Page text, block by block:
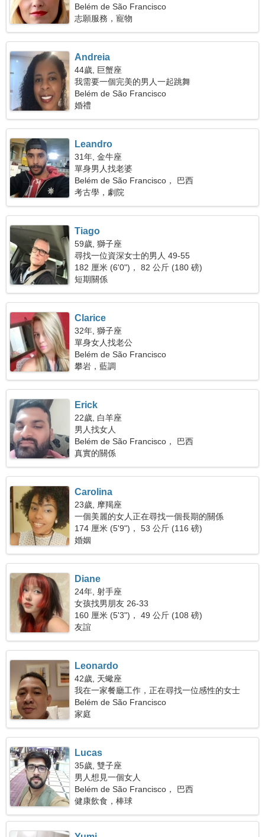
Belém de São Francisco
志願服務，寵物
Andreia
44歲, 巨蟹座
我需要一個完美的男人一起跳舞
Belém de São Francisco
婚禮
Leandro
31年, 金牛座
單身男人找老婆
Belém de São Francisco， 巴西
考古學，劇院
Tiago
59歲, 獅子座
尋找一位資深女士的男人 49-55
182 厘米 (6'0")， 82 公斤 (180 磅)
短期關係
Clarice
32年, 獅子座
單身女人找老公
Belém de São Francisco
攀岩，藍調
Erick
22歲, 白羊座
男人找女人
Belém de São Francisco， 巴西
真實的關係
Carolina
23歲, 摩羯座
一個美麗的女人正在尋找一個長期的關係
174 厘米 (5'9")， 53 公斤 (116 磅)
婚姻
Diane
24年, 射手座
女孩找男朋友 26-33
160 厘米 (5'3")， 49 公斤 (108 磅)
友誼
Leonardo
42歲, 天蠍座
我在一家餐廳工作，正在尋找一位感性的女士
Belém de São Francisco
家庭
Lucas
35歲, 雙子座
男人想見一個女人
Belém de São Francisco， 巴西
健康飲食，棒球